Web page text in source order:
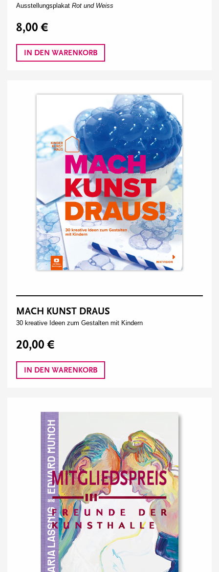
Ausstellungsplakat Rot und Weiss
8,00 €
IN DEN WARENKORB
MACH KUNST DRAUS
30 kreative Ideen zum Gestalten mit Kindern
20,00 €
IN DEN WARENKORB